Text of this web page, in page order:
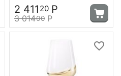
2 411 20 Р
3 01400 Р